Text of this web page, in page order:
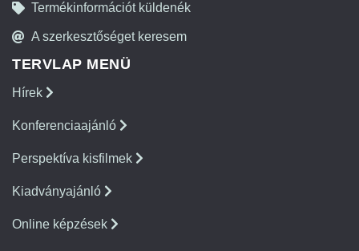
Termékinformációt küldenék
A szerkesztőséget keresem
TERVLAP MENÜ
Hírek
Konferenciaajánló
Perspektíva kisfilmek
Kiadványajánló
Online képzések